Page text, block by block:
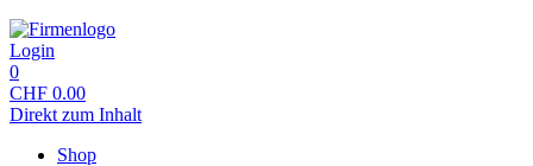
Login
0
CHF 0.00
Direkt zum Inhalt
Shop